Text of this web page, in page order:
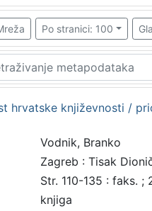
Po stranici: 100
hrvatske književnosti /
Vodnik, Branko
Zagreb : Tisak
Str. 110-135 : faks. ;
knjiga